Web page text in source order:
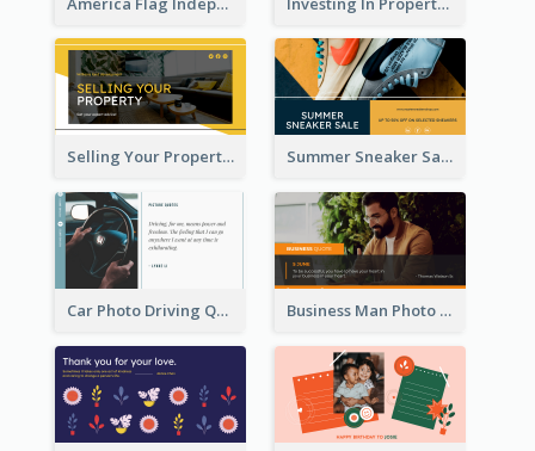
Selling Your Property Real Estate Twitter Post Summer Sneaker Sale Twitter Post
Car Photo Driving Quote Twitter Post Business Man Photo Business Quote Twitter Post